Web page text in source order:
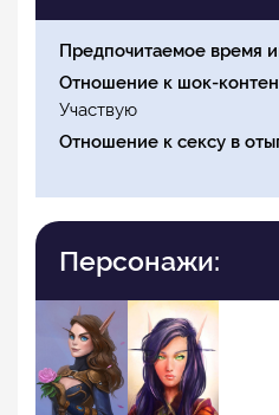
Предпочитаемое время
Отношение к шок-
Участвую
Отношение к сексу в
Персонажи: